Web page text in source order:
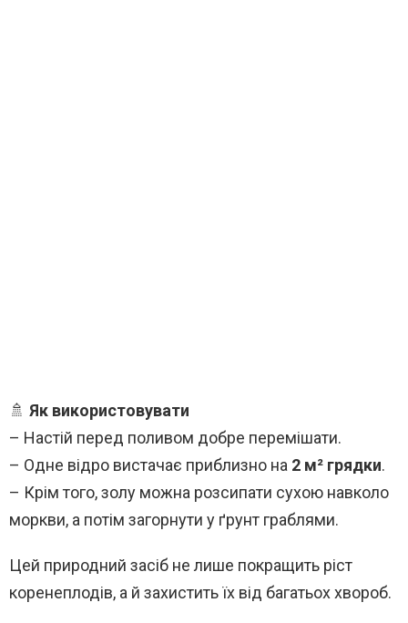
🚿 Як використовувати
– Настій перед поливом добре перемішати.
– Одне відро вистачає приблизно на 2 м² грядки.
– Крім того, золу можна розсипати сухою навколо
моркви, а потім загорнути у ґрунт граблями.
Цей природний засіб не лише покращить ріст
коренеплодів, а й захистить їх від багатьох хвороб.